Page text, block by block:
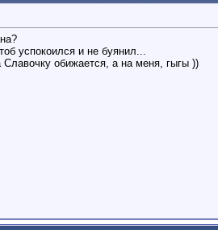
успокоился и не буянил...
обижается, а на меня, гыгы ))